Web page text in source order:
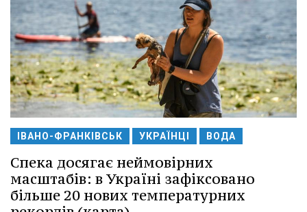
ІВАНО-ФРАНКІВСЬК УКРАЇНЦІ ВОДА
Спека досягає неймовірних
масштабів: в Україні зафіксовано
більше 20 нових температурних